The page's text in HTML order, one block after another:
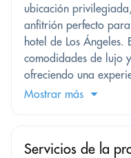
ubicación
anfitrión perfecto
hotel de Los Ángeles.
comodidades de lujo
ofreciendo una
Mostrar más
Servicios de la